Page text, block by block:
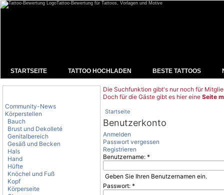
Tattoo-Bewertung für Tattoos, Vorlagen und Motive
STARTSEITE TATTOO HOCHLADEN BESTE TATTOOS
Community-News
Körperstellen
Bauch
Brust und Dekolleté
Genitalbereich
Gesäß und Becken
Hals
Hand
Hüfte
Knöchel und Fuß
Kopf
Körperseite
Die Suchfunktion gibt's nur noch für
Doch für die Gäste gibt es hier eine Seite
Startseite
Benutzerkonto
Anmelden
Passwort vergessen
Registrieren
Benutzername: *
Geben Sie Ihren Benutzernamen ein.
Passwort: *